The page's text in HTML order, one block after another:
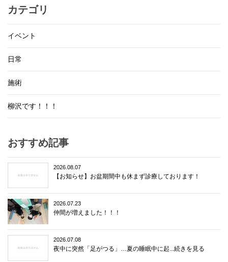
カテゴリ
イベント
日常
施術
柳沢です！！！
おすすめ記事
2026.08.07
【お知らせ】お盆期間中も休まず診療しております！
2026.07.23
仲間が増えました！！！
2026.07.08
夜中に突然「足がつる」…夏の睡眠中に起...続きを見る